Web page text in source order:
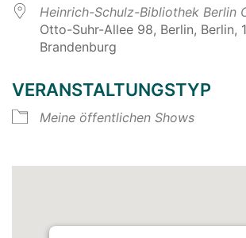
Heinrich-Schulz-Bibliothek Berlin
Otto-Suhr-Allee 98, Berlin, Berlin,
Brandenburg
VERANSTALTUNGSTYP
Meine öffentlichen Shows